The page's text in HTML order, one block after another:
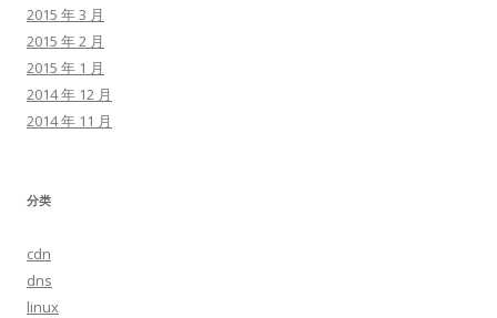
2015 年 3 月
2015 年 2 月
2015 年 1 月
2014 年 12 月
2014 年 11 月
分类
cdn
dns
linux